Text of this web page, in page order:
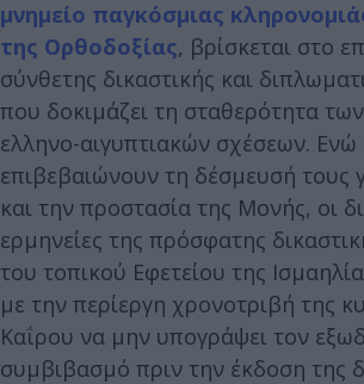
μνημείο παγκόσμιας
της Ορθοδοξίας, βρίσκεται στο
σύνθετης δικαστικής και
που δοκιμάζει τη σταθερότητα
ελληνο-αιγυπτιακών σχέσεων.
επιβεβαιώνουν τη δέσμευσή τους
και την προστασία της Μονής, οι
ερμηνείες της πρόσφατης
του τοπικού Εφετείου της
με την περίεργη χρονοτριβή της
Καΐρου να μην υπογράψει τον
συμβιβασμό πριν την έκδοση της